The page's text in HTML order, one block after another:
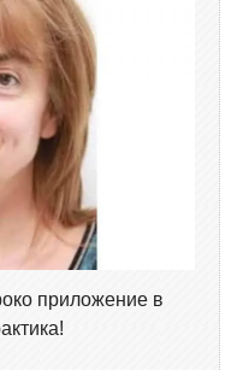
приложение в